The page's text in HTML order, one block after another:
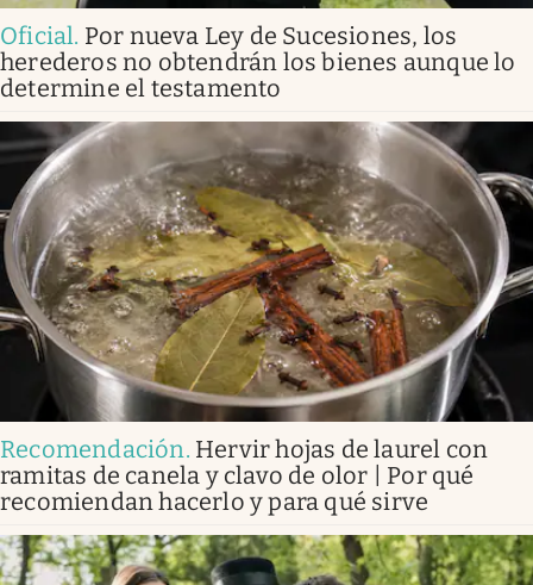
Oficial. Por nueva Ley de Sucesiones, los
herederos no obtendrán los bienes aunque lo
determine el testamento
Recomendación. Hervir hojas de laurel con
ramitas de canela y clavo de olor | Por qué
recomiendan hacerlo y para qué sirve